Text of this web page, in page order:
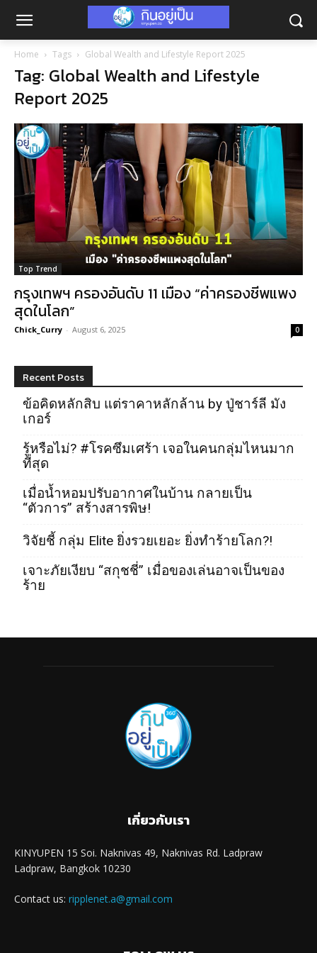
Home Tags Global Wealth and Lifestyle Report 2025
Tag: Global Wealth and Lifestyle
Report 2025
Top Trend
กรุงเทพฯ ครองอันดับ 11 เมือง “ค่าครองชีพแพง
สุดในโลก”
Chick_Curry - August 6, 2025 0
Recent Posts
ข้อคิดหลักสิบ แต่ราคาหลักล้าน by ปู่ชาร์ลี มัง
เกอร์
รู้หรือไม่? #โรคซึมเศร้า เจอในคนกลุ่มไหนมาก
ที่สุด
เมื่อน้ำหอมปรับอากาศในบ้าน กลายเป็น
“ตัวการ” สร้างสารพิษ!
วิจัยชี้ กลุ่ม Elite ยิ่งรวยเยอะ ยิ่งทำร้ายโลก?!
เจาะภัยเงียบ “สกุชชี่” เมื่อของเล่นอาจเป็นของ
ร้าย
เกี่ยวกับเรา
KINYUPEN 15 Soi. Naknivas 49, Naknivas Rd. Ladpraw
Ladpraw, Bangkok 10230
Contact us: ripplenet.a@gmail.com